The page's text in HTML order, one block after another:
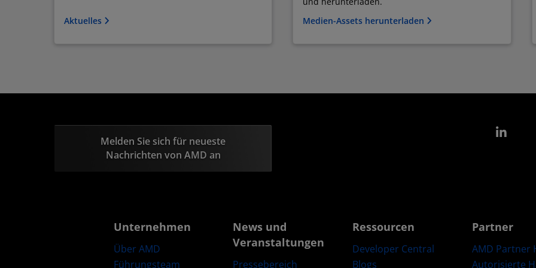
Aktuelles
Medien-Assets herunterladen
Melden Sie sich für neueste
Nachrichten von AMD an
Unternehmen
Über AMD
Führungsteam
News und
Veranstaltungen
Pressebereich
Ressourcen
Developer Central
Blogs
Partner
AMD Partner
Autorisierte